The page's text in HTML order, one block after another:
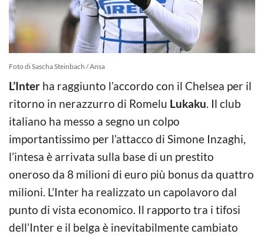
Foto di Sascha Steinbach / Ansa
L’Inter ha raggiunto l’accordo con il Chelsea per il
ritorno in nerazzurro di Romelu Lukaku. Il club
italiano ha messo a segno un colpo
importantissimo per l’attacco di Simone Inzaghi,
l’intesa è arrivata sulla base di un prestito
oneroso da 8 milioni di euro più bonus da quattro
milioni. L’Inter ha realizzato un capolavoro dal
punto di vista economico. Il rapporto tra i tifosi
dell’Inter e il belga è inevitabilmente cambiato